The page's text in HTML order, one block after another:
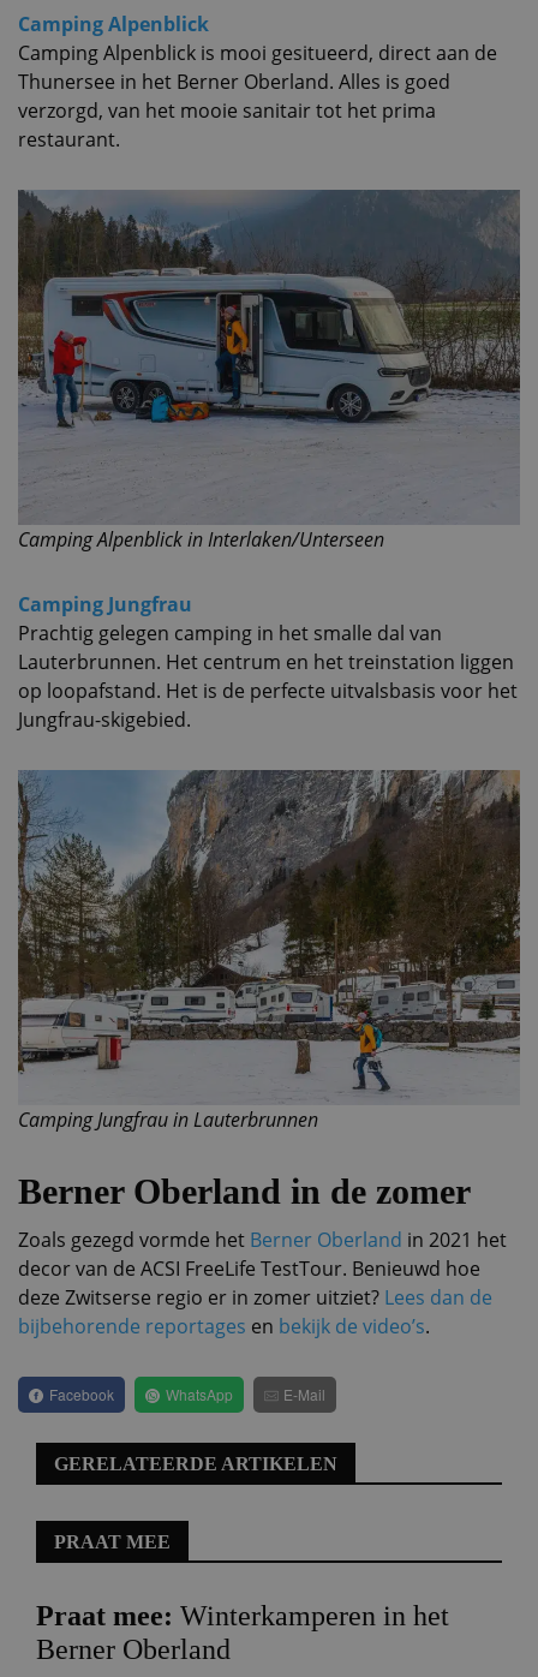
Camping Alpenblick
Camping Alpenblick is mooi gesitueerd, direct aan de
Thunersee in het Berner Oberland. Alles is goed
verzorgd, van het mooie sanitair tot het prima
restaurant.
Camping Alpenblick in Interlaken/Unterseen
Camping Jungfrau
Prachtig gelegen camping in het smalle dal van
Lauterbrunnen. Het centrum en het treinstation liggen
op loopafstand. Het is de perfecte uitvalsbasis voor het
Jungfrau-skigebied.
Camping Jungfrau in Lauterbrunnen
Berner Oberland in de zomer
Zoals gezegd vormde het Berner Oberland in 2021 het
decor van de ACSI FreeLife TestTour. Benieuwd hoe
deze Zwitserse regio er in zomer uitziet? Lees dan de
bijbehorende reportages en bekijk de video’s.
Facebook WhatsApp E-Mail
GERELATEERDE ARTIKELEN
PRAAT MEE
Praat mee: Winterkamperen in het
Berner Oberland